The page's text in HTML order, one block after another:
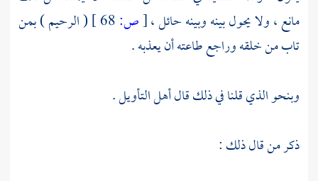
مانع ، ولا يحول بينه وبينه حائل ،[ص:
( الرحيم ) بمن
تاب من خلقه وراجع طاعته أن يعذبه .
وبنحو الذي قلنا في ذلك قال أهل التأويل .
ذكر من قال ذلك :